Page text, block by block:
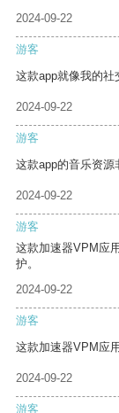
2024-09-22
游客
这款app就像我的社
2024-09-22
游客
这款app的音乐资源
2024-09-22
游客
这款加速器VPM应
护。
2024-09-22
游客
这款加速器VPM应
2024-09-22
游客